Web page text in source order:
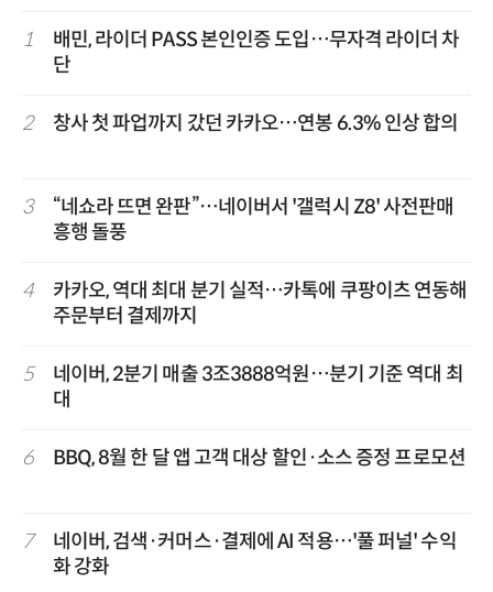
1
배민, 라이더 PASS 본인인증 도입…무자격 라이더 차
단
2 창사 첫 파업까지 갔던 카카오…연봉 6.3% 인상 합의
3
“네쇼라 뜨면 완판”…네이버서 '갤럭시 Z8' 사전판매
흥행 돌풍
4
카카오, 역대 최대 분기 실적…카톡에 쿠팡이츠 연동해
주문부터 결제까지
5
네이버, 2분기 매출 3조3888억원…분기 기준 역대 최
대
6 BBQ, 8월 한 달 앱 고객 대상 할인·소스 증정 프로모션
7
네이버, 검색·커머스·결제에 AI 적용…'풀 퍼널' 수익
화 강화